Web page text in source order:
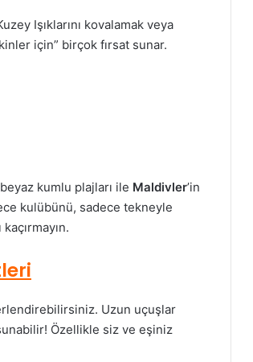
Işıklarını kovalamak veya
için” birçok fırsat sunar.
kumlu plajları ile Maldivler’in
kulübünü, sadece tekneyle
Uzun uçuşlar
Özellikle siz ve eşiniz